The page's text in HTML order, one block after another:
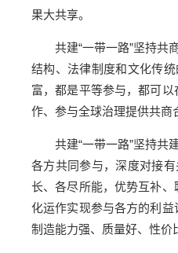
果大共享。
共建“一带一路”坚持共
结构、法律制度和文化传
富，都是平等参与，都可
作、参与全球治理提供共商
共建“一带一路”坚持共
各方共同参与，深度对接
长、各尽所能，优势互补
化运作实现参与各方的利
制造能力强、质量好、性价